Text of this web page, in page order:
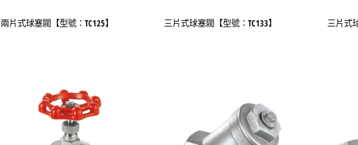
兩片式球塞閥【型號：TC125】 三片式球塞閥【型號：TC133】 三片式